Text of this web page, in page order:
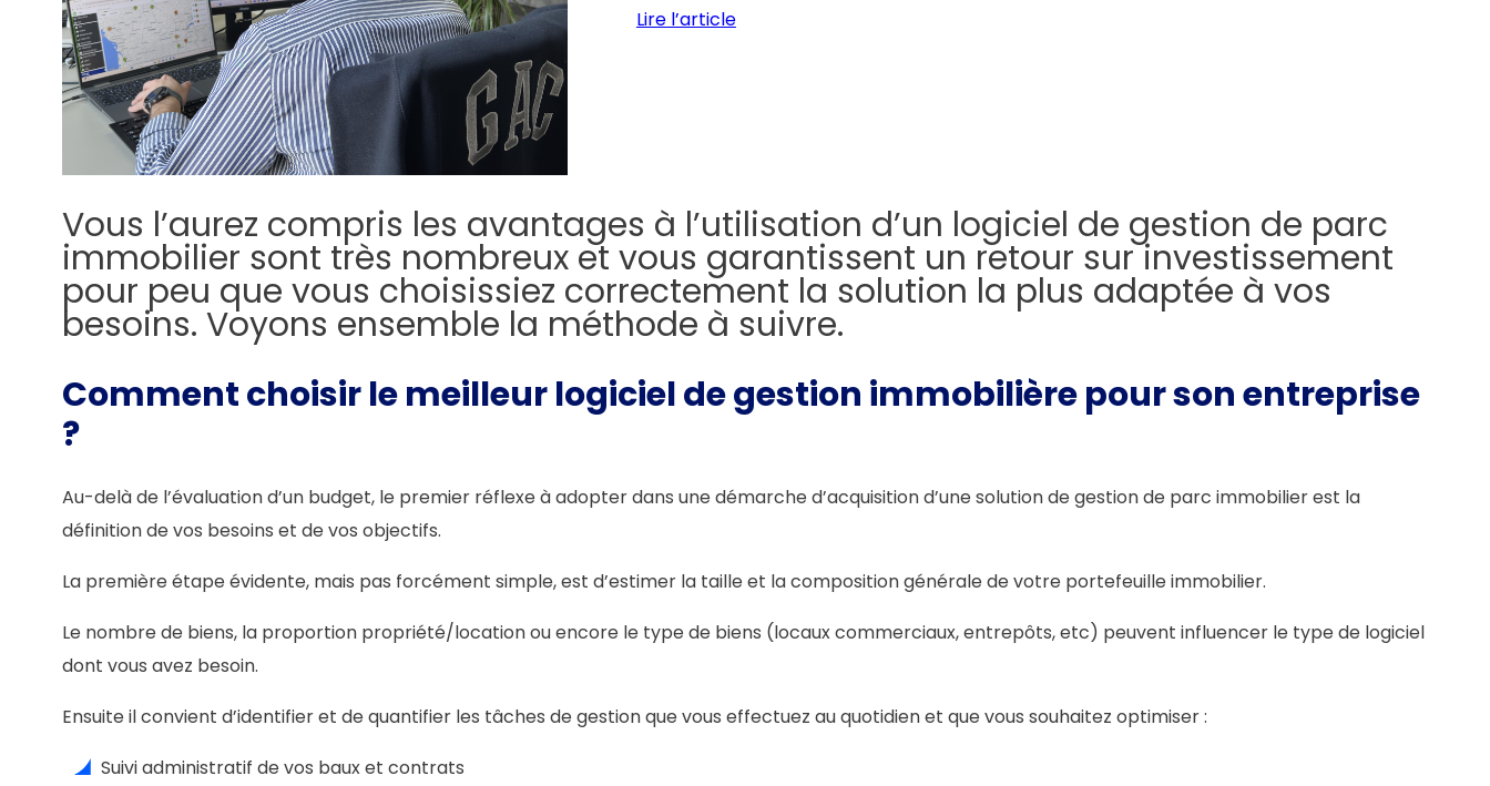
Lire l’article
Vous l’aurez compris les avantages à l’utilisation d’un logiciel de gestion de parc
immobilier sont très nombreux et vous garantissent un retour sur investissement
pour peu que vous choisissiez correctement la solution la plus adaptée à vos
besoins. Voyons ensemble la méthode à suivre.
Comment choisir le meilleur logiciel de gestion immobilière pour son entreprise
?
Au-delà de l’évaluation d’un budget, le premier réflexe à adopter dans une démarche d’acquisition d’une solution de gestion de parc immobilier est la
définition de vos besoins et de vos objectifs.
La première étape évidente, mais pas forcément simple, est d’estimer la taille et la composition générale de votre portefeuille immobilier.
Le nombre de biens, la proportion propriété/location ou encore le type de biens (locaux commerciaux, entrepôts, etc) peuvent influencer le type de logiciel
dont vous avez besoin.
Ensuite il convient d’identifier et de quantifier les tâches de gestion que vous effectuez au quotidien et que vous souhaitez optimiser :
Suivi administratif de vos baux et contrats